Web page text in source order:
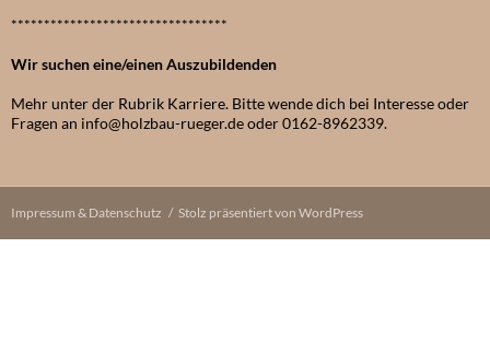
*********************************
Wir suchen eine/einen Auszubildenden
Mehr unter der Rubrik Karriere. Bitte wende dich bei Interesse oder
Fragen an info@holzbau-rueger.de oder 0162-8962339.
Impressum & Datenschutz Stolz präsentiert von WordPress